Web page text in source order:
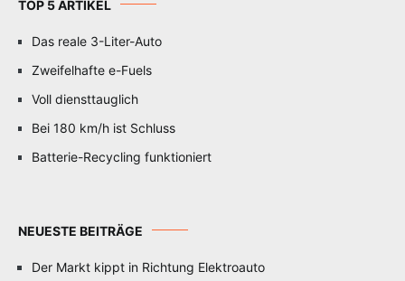
TOP 5 ARTIKEL
Das reale 3-Liter-Auto
Zweifelhafte e-Fuels
Voll diensttauglich
Bei 180 km/h ist Schluss
Batterie-Recycling funktioniert
NEUESTE BEITRÄGE
Der Markt kippt in Richtung Elektroauto